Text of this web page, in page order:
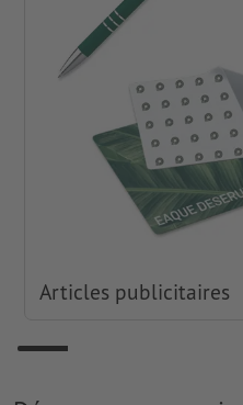
Articles publicitaires